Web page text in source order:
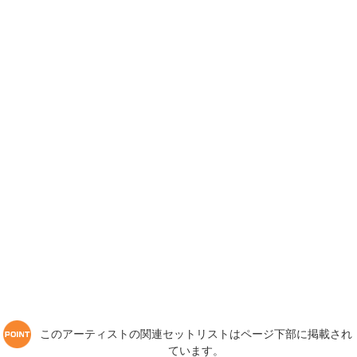
このアーティストの関連セットリストはページ下部に掲載され
ています。